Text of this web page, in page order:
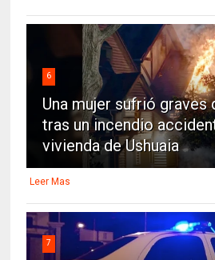
6
Una mujer sufrió graves
tras un incendio
vivienda de Ushuaia
Leer Mas
7